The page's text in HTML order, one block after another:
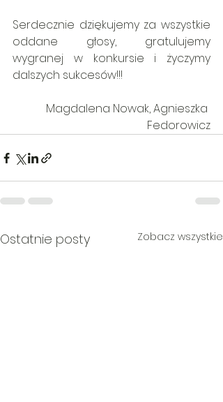
Serdecznie dziękujemy za wszystkie
oddane głosy, gratulujemy
wygranej w konkursie i życzymy
dalszych sukcesów!!!
Magdalena Nowak, Agnieszka
Fedorowicz
Ostatnie posty Zobacz wszystkie